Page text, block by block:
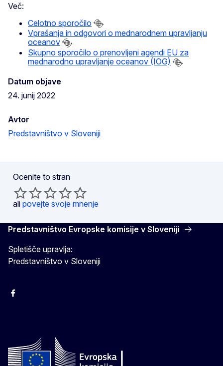
Več:
Celotno sporočilo
Vprašanja in odgovori o mednarodnem upravljanju
oceanov
Skupno sporočilo o prenovljeni agendi EU za
mednarodno upravljanje oceanov (IOG)
Datum objave
24. junij 2022
Avtor
Predstavništvo v Sloveniji
Ocenite to stran
ali povejte svoje mnenje
Predstavništvo Evropske komisije v Sloveniji
Spletišče upravlja:
Predstavništvo v Sloveniji
Facebook